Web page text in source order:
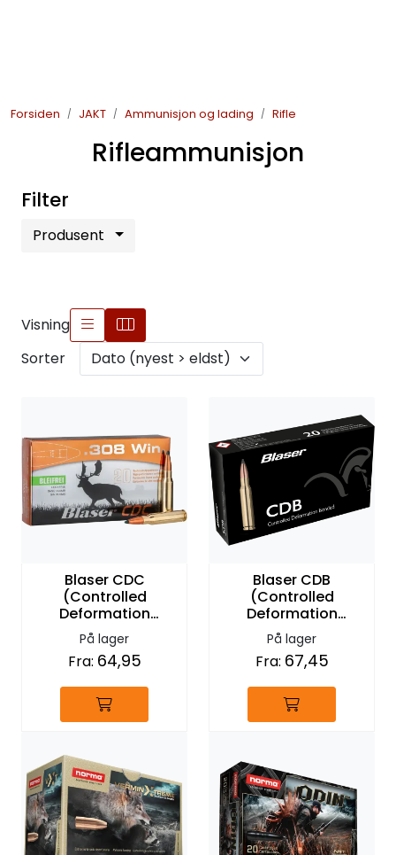
Forsiden JAKT Ammunisjon og lading Rifle
Rifleammunisjon
Filter
Produsent
Visning
Sorter
Blaser CDC
(Controlled
Deformation
Copper)
På lager
Fra: 64,95
Blaser CDB
(Controlled
Deformation
Bonded)
På lager
Fra: 67,45
FISKE